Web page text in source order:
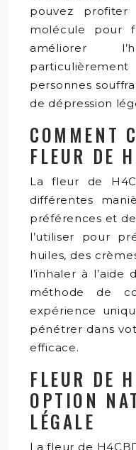
pouvez
molécule pour
améliorer
personnes
de dépression
COMMENT
FLEUR DE
La fleur de
différentes
préférences et
l’utiliser pour
huiles, des
l’inhaler à l’aide
méthode de
expérience
pénétrer dans
efficace.
FLEUR DE
OPTION
LÉGALE
La fleur de